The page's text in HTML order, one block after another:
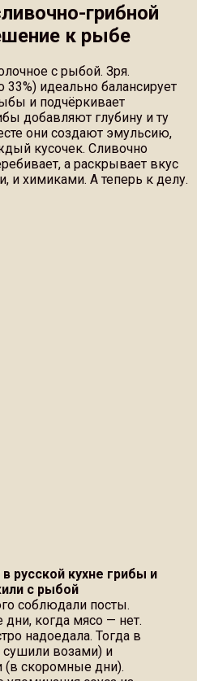
грибной
к рыбе
с рыбой. Зря.
идеально балансирует
и подчёркивает
добавляют глубину и ту
они создают эмульсию,
кусочек. Сливочно
а раскрывает вкус
и химиками. А теперь к делу.
русской кухне грибы и
с рыбой
соблюдали посты.
когда мясо — нет.
надоедала. Тогда в
возами) и
(в скоромные дни).